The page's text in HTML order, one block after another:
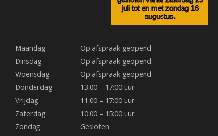
e
b
o
o
k
t t
juli tot en met zondag 16
augustus.
Maandag
Op afspraak geopend
Dinsdag
Op afspraak geopend
Woensdag
Op afspraak geopend
Donderdag
13:00 – 17:00 uur
Vrijdag
11:00 – 17:00 uur
Zaterdag
10:00 – 15:00 uur
Zondag
Gesloten